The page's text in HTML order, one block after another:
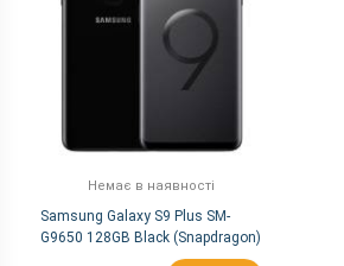
Немає в наявності
Samsung Galaxy S9 Plus SM-
G9650 128GB Black (Snapdragon)